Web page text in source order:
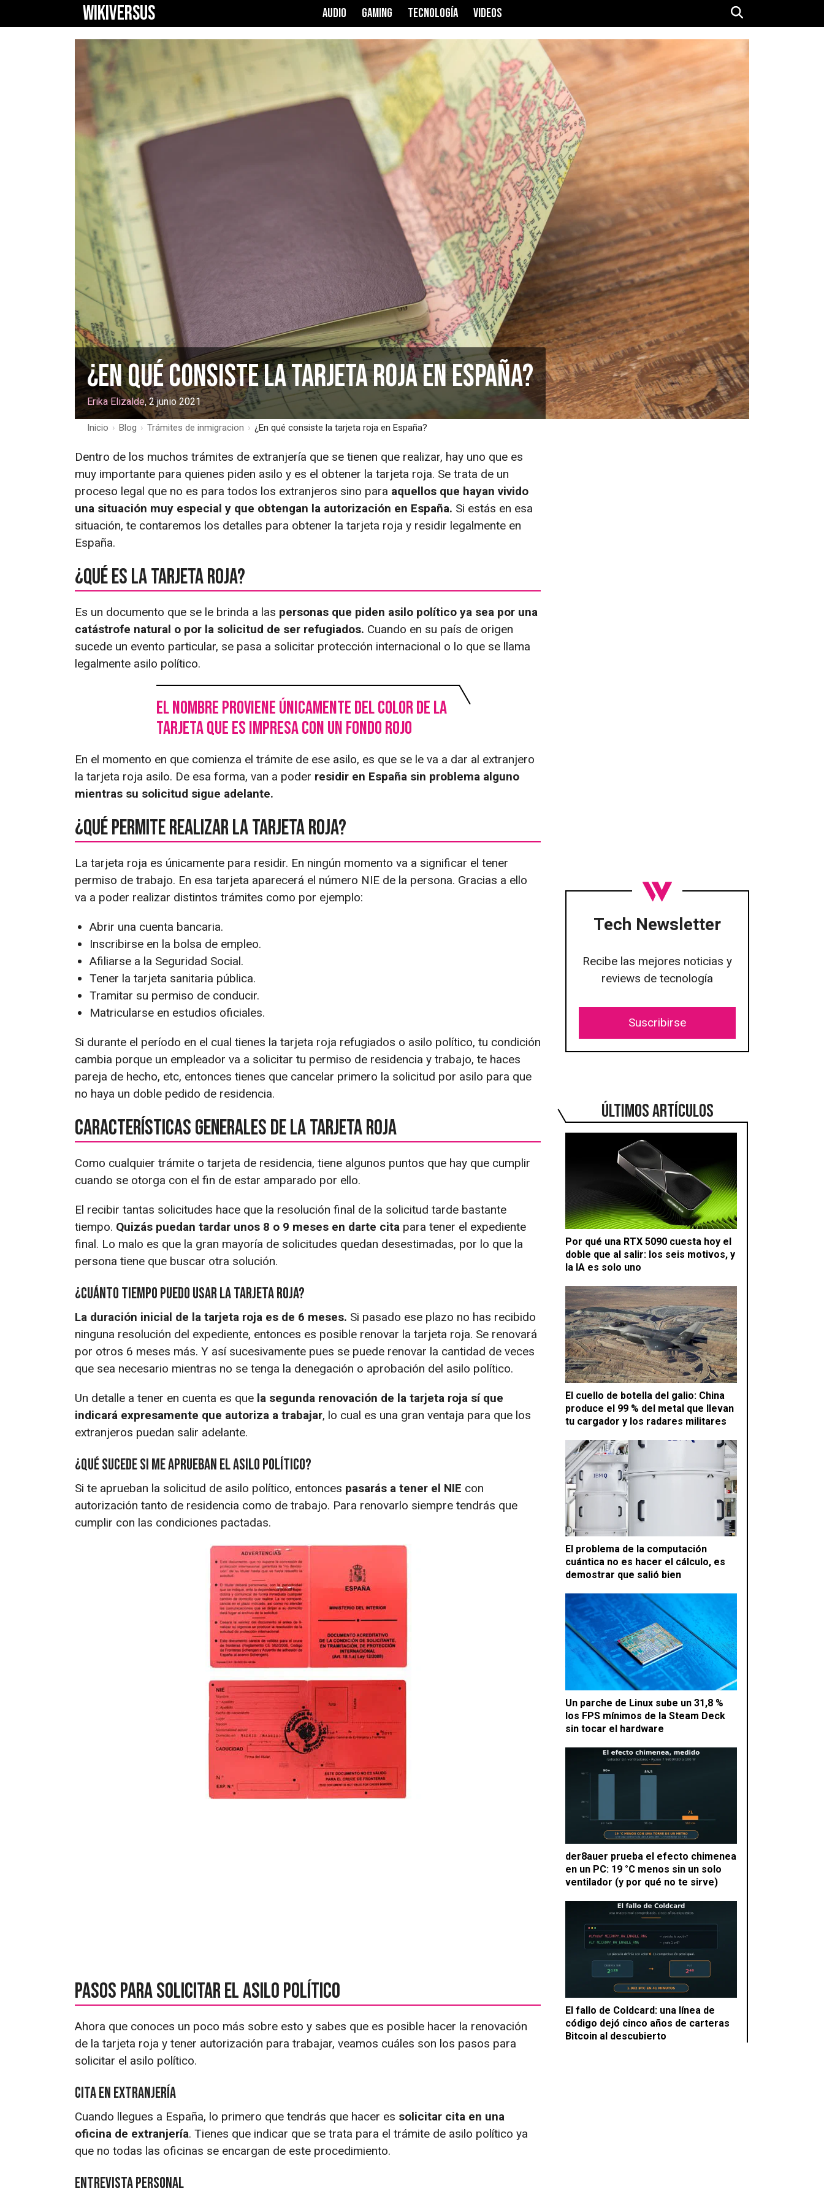
WIKIVERSUS AUDIO GAMING TECNOLOGÍA VIDEOS
¿En qué consiste la tarjeta roja en España?
Erika Elizalde, 2 junio 2021
Inicio › Blog › Trámites de inmigracion › ¿En qué consiste la tarjeta roja en España?
Tech Newsletter
Recibe las mejores noticias y
reviews de tecnología
Suscribirse
ÚLTIMOS ARTÍCULOS
Por qué una RTX 5090 cuesta hoy el
doble que al salir: los seis motivos, y
la IA es solo uno
El cuello de botella del galio: China
produce el 99 % del metal que llevan
tu cargador y los radares militares
El problema de la computación
cuántica no es hacer el cálculo, es
demostrar que salió bien
Un parche de Linux sube un 31,8 %
los FPS mínimos de la Steam Deck
sin tocar el hardware
der8auer prueba el efecto chimenea
en un PC: 19 °C menos sin un solo
ventilador (y por qué no te sirve)
El fallo de Coldcard: una línea de
código dejó cinco años de carteras
Bitcoin al descubierto
Dentro de los muchos trámites de extranjería que se tienen que realizar, hay uno que es
muy importante para quienes piden asilo y es el obtener la tarjeta roja. Se trata de un
proceso legal que no es para todos los extranjeros sino para aquellos que hayan vivido
una situación muy especial y que obtengan la autorización en España. Si estás en esa
situación, te contaremos los detalles para obtener la tarjeta roja y residir legalmente en
España.
¿Qué es la tarjeta roja?
Es un documento que se le brinda a las personas que piden asilo político ya sea por una
catástrofe natural o por la solicitud de ser refugiados. Cuando en su país de origen
sucede un evento particular, se pasa a solicitar protección internacional o lo que se llama
legalmente asilo político.
El nombre proviene únicamente del color de la
tarjeta que es impresa con un fondo rojo
En el momento en que comienza el trámite de ese asilo, es que se le va a dar al extranjero
la tarjeta roja asilo. De esa forma, van a poder residir en España sin problema alguno
mientras su solicitud sigue adelante.
¿Qué permite realizar la tarjeta roja?
La tarjeta roja es únicamente para residir. En ningún momento va a significar el tener
permiso de trabajo. En esa tarjeta aparecerá el número NIE de la persona. Gracias a ello
va a poder realizar distintos trámites como por ejemplo:
Abrir una cuenta bancaria.
Inscribirse en la bolsa de empleo.
Afiliarse a la Seguridad Social.
Tener la tarjeta sanitaria pública.
Tramitar su permiso de conducir.
Matricularse en estudios oficiales.
Si durante el período en el cual tienes la tarjeta roja refugiados o asilo político, tu condición
cambia porque un empleador va a solicitar tu permiso de residencia y trabajo, te haces
pareja de hecho, etc, entonces tienes que cancelar primero la solicitud por asilo para que
no haya un doble pedido de residencia.
Características generales de la tarjeta roja
Como cualquier trámite o tarjeta de residencia, tiene algunos puntos que hay que cumplir
cuando se otorga con el fin de estar amparado por ello.
El recibir tantas solicitudes hace que la resolución final de la solicitud tarde bastante
tiempo. Quizás puedan tardar unos 8 o 9 meses en darte cita para tener el expediente
final. Lo malo es que la gran mayoría de solicitudes quedan desestimadas, por lo que la
persona tiene que buscar otra solución.
¿Cuánto tiempo puedo usar la tarjeta roja?
La duración inicial de la tarjeta roja es de 6 meses. Si pasado ese plazo no has recibido
ninguna resolución del expediente, entonces es posible renovar la tarjeta roja. Se renovará
por otros 6 meses más. Y así sucesivamente pues se puede renovar la cantidad de veces
que sea necesario mientras no se tenga la denegación o aprobación del asilo político.
Un detalle a tener en cuenta es que la segunda renovación de la tarjeta roja sí que
indicará expresamente que autoriza a trabajar, lo cual es una gran ventaja para que los
extranjeros puedan salir adelante.
¿Qué sucede si me aprueban el asilo político?
Si te aprueban la solicitud de asilo político, entonces pasarás a tener el NIE con
autorización tanto de residencia como de trabajo. Para renovarlo siempre tendrás que
cumplir con las condiciones pactadas.
Pasos para solicitar el asilo político
Ahora que conoces un poco más sobre esto y sabes que es posible hacer la renovación
de la tarjeta roja y tener autorización para trabajar, veamos cuáles son los pasos para
solicitar el asilo político.
Cita en extranjería
Cuando llegues a España, lo primero que tendrás que hacer es solicitar cita en una
oficina de extranjería. Tienes que indicar que se trata para el trámite de asilo político ya
que no todas las oficinas se encargan de este procedimiento.
Entrevista personal